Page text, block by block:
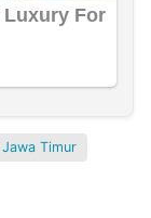
Jawa Timur